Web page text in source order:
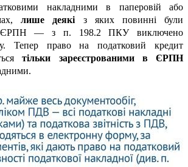
накладними в паперовій або
лише деякі з яких повинні були
у ЄРПН — з п. 198.2 ПКУ виключено
Тепер право на податковий кредит
тільки зареєстрованими в ЄРПН